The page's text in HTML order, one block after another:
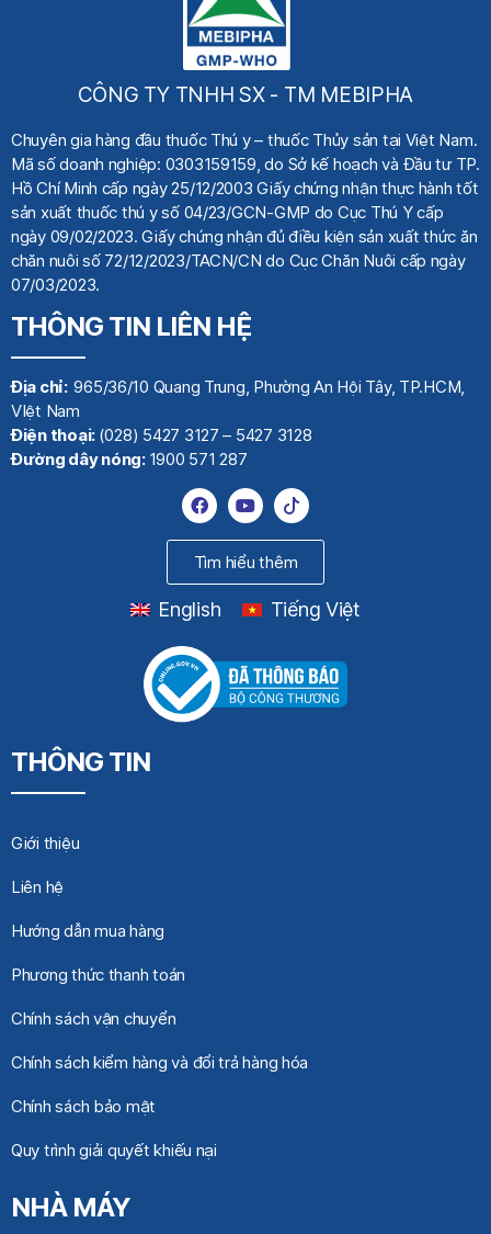
CÔNG TY TNHH SX - TM MEBIPHA
Chuyên gia hàng đầu thuốc Thú y– thuốc Thủy sản tại Việt Nam.
Mã số doanh nghiệp: 0303159159, do Sở kế hoạch và Đầu tư TP.
Hồ Chí Minh cấp ngày 25/12/2003 Giấy chứng nhận thực hành tốt
sản xuất thuốc thú y số 04/23/GCN-GMP do Cục Thú Y cấp
ngày 09/02/2023. Giấy chứng nhận đủ điều kiện sản xuất thức ăn
chăn nuôi số 72/12/2023/TACN/CN do Cục Chăn Nuôi cấp ngày
07/03/2023.
THÔNG TIN LIÊN HỆ
Địa chỉ:965/36/10 Quang Trung, Phường An Hội Tây, TP.HCM,
VIệt Nam
Điện thoại: (028) 5427 3127 – 5427 3128
Đường dây nóng: 1900 571 287
Tìm hiểu thêm
English Tiếng Việt
THÔNG TIN
Giới thiệu
Liên hệ
Hướng dẫn mua hàng
Phương thức thanh toán
Chính sách vận chuyển
Chính sách kiểm hàng và đổi trả hàng hóa
Chính sách bảo mật
Quy trình giải quyết khiếu nại
NHÀ MÁY